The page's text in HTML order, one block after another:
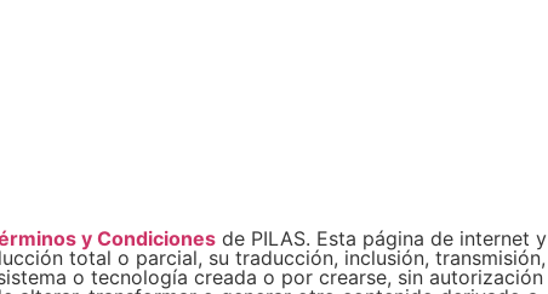
y Condiciones de PILAS. Esta página de internet y
total o parcial, su traducción, inclusión, transmisión,
o tecnología creada o por crearse, sin autorización